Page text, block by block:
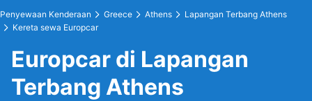
Penyewaan Kenderaan Greece Athens
Lapangan Terbang Athens
Kereta sewa Europcar
Europcar di Lapangan
Terbang Athens